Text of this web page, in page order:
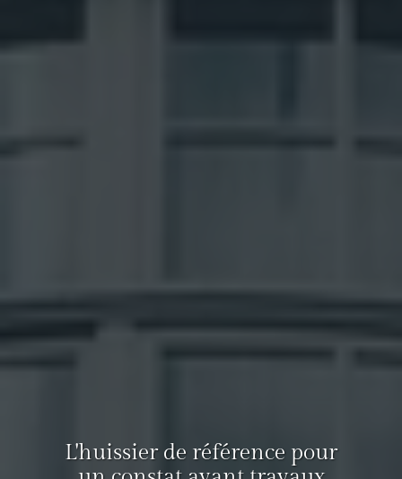
L'huissier de référence pour